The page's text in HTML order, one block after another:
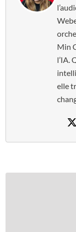
Min
l’IA.
elle